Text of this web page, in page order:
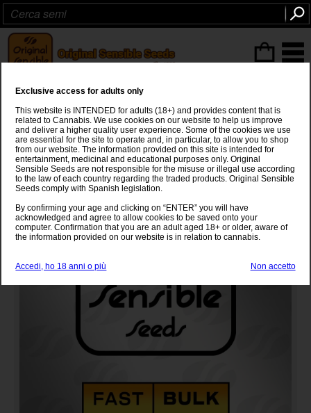
Power Plant Fast
South African Sativa
Exclusive access for adults only
This website is INTENDED for adults (18+) and provides content that is
related to Cannabis. We use cookies on our website to help us improve
and deliver a higher quality user experience. Some of the cookies we use
are essential for the site to operate and, in particular, to allow you to shop
from our website. The information provided on this site is intended for
entertainment, medicinal and educational purposes only. Original
Sensible Seeds are not responsible for the misuse or illegal use according
to the law of each country regarding the traded products. Original Sensible
Seeds comply with Spanish legislation.
By confirming your age and clicking on “ENTER” you will have
acknowledged and agree to allow cookies to be saved onto your
computer. Confirmation that you are an adult aged 18+ or older, aware of
the information provided on our website is in relation to cannabis.
Accedi, ho 18 anni o più Non accetto